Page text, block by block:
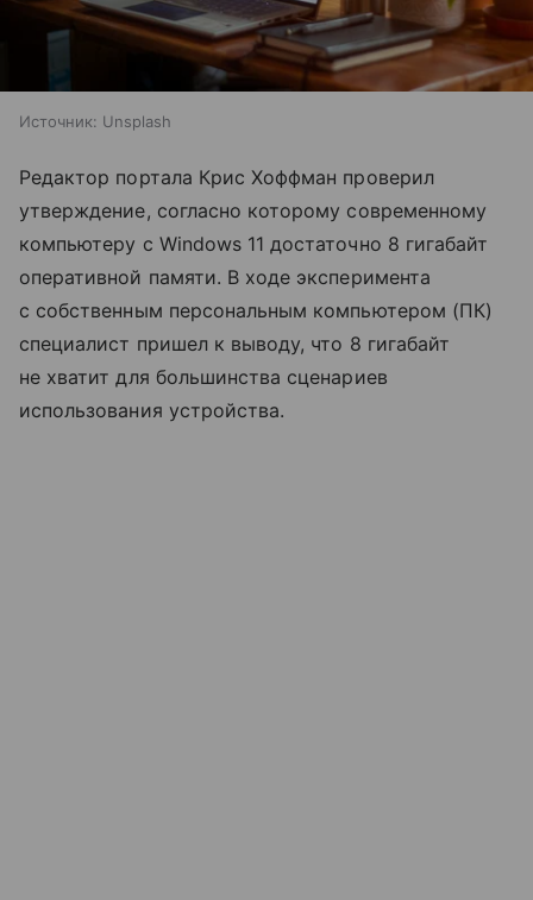
Источник: Unsplash
Редактор портала Крис Хоффман проверил
утверждение, согласно которому современному
компьютеру с Windows 11 достаточно 8 гигабайт
оперативной памяти. В ходе эксперимента
с собственным персональным компьютером (ПК)
специалист пришел к выводу, что 8 гигабайт
не хватит для большинства сценариев
использования устройства.